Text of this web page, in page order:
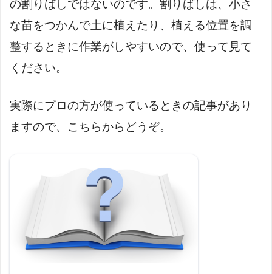
の割りばしではないのです。割りばしは、小さ
な苗をつかんで土に植えたり、植える位置を調
整するときに作業がしやすいので、使って見て
ください。
実際にプロの方が使っているときの記事があり
ますので、こちらからどうぞ。